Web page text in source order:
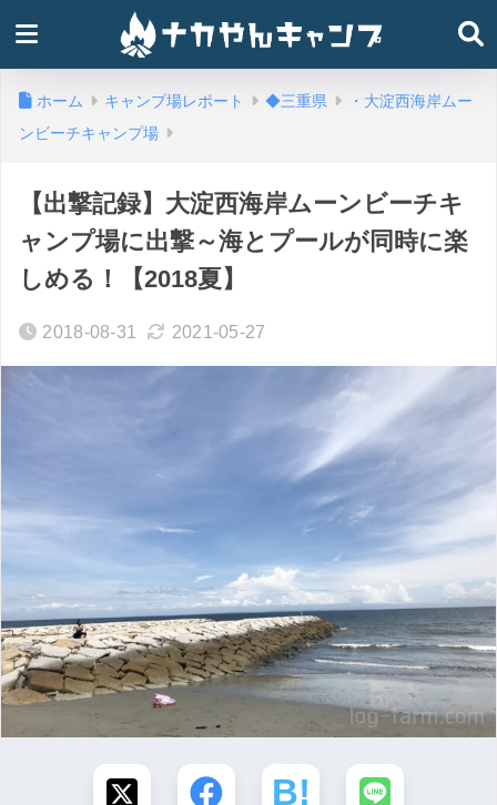
ホーム キャンプ場レポート ◆三重県
・大淀西海岸ムー
ンビーチキャンプ場
【出撃記録】大淀西海岸ムーンビーチキ
ャンプ場に出撃～海とプールが同時に楽
しめる！【2018夏】
2018-08-31 2021-05-27